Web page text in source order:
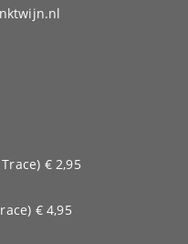
€ 2,95
€ 4,95